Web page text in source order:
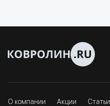
О компании Акции Статьи